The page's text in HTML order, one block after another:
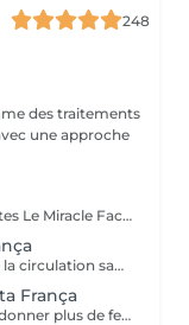
248
des traitements
une approche
Miracle Face Renata Franca 30 ou 60 minutes Le Miracle Face est un soin visage 100% manuel, inspiré de la méthode brésilienne Renata Franca. Cette technique intense combine des mouvements de sculpting, drainage et tonification pour redessiner l'ovale du visage et redonner de l'éclat à la peau. Grâce à une gestuelle rythmée et enveloppante, ce soin stimule la microcirculation, détend les tensions musculaires du visage et relance l'oxygénation des tissus. Le résultat est immédiatement visible : un teint frais et lumineux, des traits repulpés, un ovale du visage retendu et un regard reposé. Les bienfaits du soin : Effet lifting naturel et immédiat Peau plus tonique, plus ferme Teint unifié et lumineux Relâchement des tensions du visage Détente profonde Un soin idéal pour préparer sa peau avant un événement, ou tout simplement pour s'offrir une parenthèse de bien-être régulière. Durée :30 ou 60 minutes
Cette technique réduit les oedèmes, active la circulation sanguine et potentialise un réseaux complexe de vaisseaux ou passent les fluides corporels, réduisant ainsi la tant redouté cellulite.
França
La technique idéale pour réduire les cm et donner plus de fermeté, de forme au corps. Elle réorganise les cellules graisseuses afin de les déplacer au bon endroit.